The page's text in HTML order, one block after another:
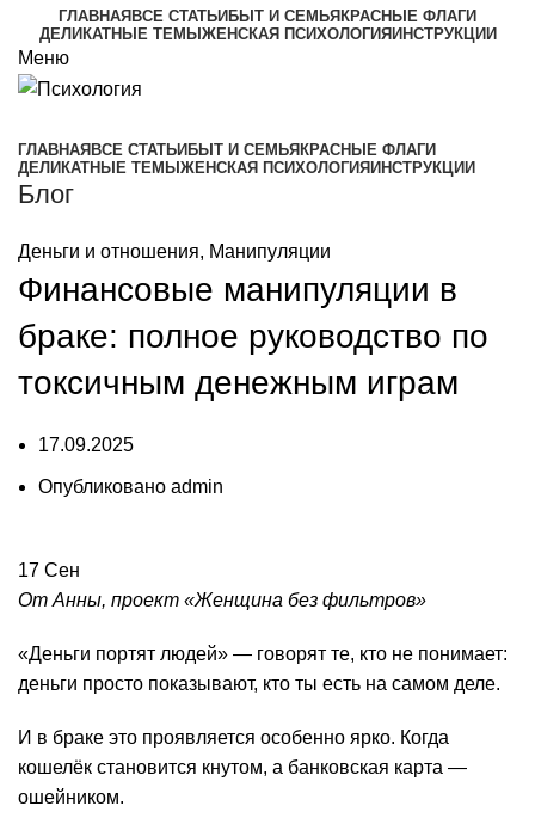
ГЛАВНАЯ ВСЕ СТАТЬИ БЫТ И СЕМЬЯ КРАСНЫЕ ФЛАГИ
ДЕЛИКАТНЫЕ ТЕМЫ ЖЕНСКАЯ ПСИХОЛОГИЯ ИНСТРУКЦИИ
Меню
ГЛАВНАЯ ВСЕ СТАТЬИ БЫТ И СЕМЬЯ КРАСНЫЕ ФЛАГИ
ДЕЛИКАТНЫЕ ТЕМЫ ЖЕНСКАЯ ПСИХОЛОГИЯ ИНСТРУКЦИИ
Блог
Деньги и отношения, Манипуляции
Финансовые манипуляции в
браке: полное руководство по
токсичным денежным играм
17.09.2025
Опубликовано admin
17 Сен
От Анны, проект «Женщина без фильтров»
«Деньги портят людей» — говорят те, кто не понимает:
деньги просто показывают, кто ты есть на самом деле.
И в браке это проявляется особенно ярко. Когда
кошелёк становится кнутом, а банковская карта —
ошейником.